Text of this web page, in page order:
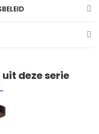
deze serie